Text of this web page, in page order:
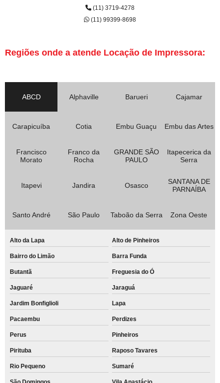
(11) 3719-4278
(11) 99399-8698
Regiões onde a atende Locação de Impressora:
ABCD Alphaville Barueri Cajamar
Carapicuíba Cotia Embu Guaçu Embu das Artes
Francisco
Morato
Franco da
Rocha
GRANDE SÃO
PAULO
Itapecerica da
Serra
Itapevi Jandira Osasco
SANTANA DE
PARNAÍBA
Santo André São Paulo Taboão da Serra Zona Oeste
Alto da Lapa Alto de Pinheiros
Bairro do Limão Barra Funda
Butantã Freguesia do Ó
Jaguaré Jaraguá
Jardim Bonfiglioli Lapa
Pacaembu Perdizes
Perus Pinheiros
Pirituba Raposo Tavares
Rio Pequeno Sumaré